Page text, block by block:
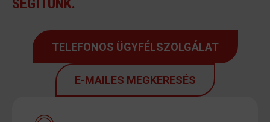
SEGÍTÜNK.
TELEFONOS ÜGYFÉLSZOLGÁLAT
E-MAILES MEGKERESÉS